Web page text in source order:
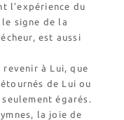
l’expérience du
signe de la
est aussi
revenir à Lui, que
de Lui ou
égarés.
la joie de